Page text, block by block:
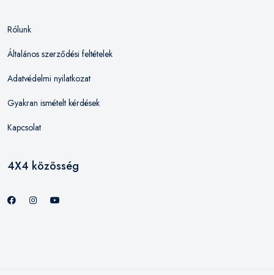
Rólunk
Általános szerződési feltételek
Adatvédelmi nyilatkozat
Gyakran ismételt kérdések
Kapcsolat
4X4 közösség